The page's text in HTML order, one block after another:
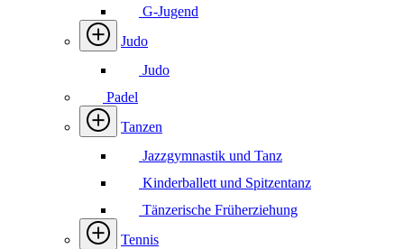
G-Jugend
Judo
Judo
Padel
Tanzen
Jazzgymnastik und Tanz
Kinderballett und Spitzentanz
Tänzerische Früherziehung
Tennis